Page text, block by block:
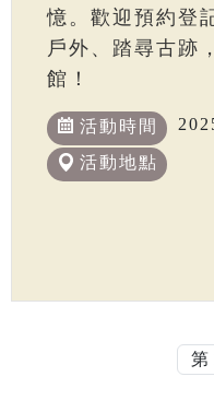
憶。歡迎預約登
戶外、踏尋古跡
館！
活動時間
活動地點